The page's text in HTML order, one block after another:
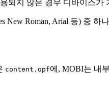
되지 않은 경우 디바이스가
New Roman, Arial 등) 중
content.opf에, MOBI는 내